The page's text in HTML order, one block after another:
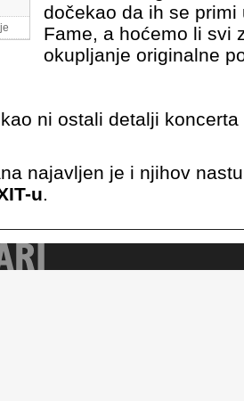
dočekao da ih se
Fame, a hoćemo li svi
okupljanje originalne
ni ostali detalji
najavljen je i njihov
u.